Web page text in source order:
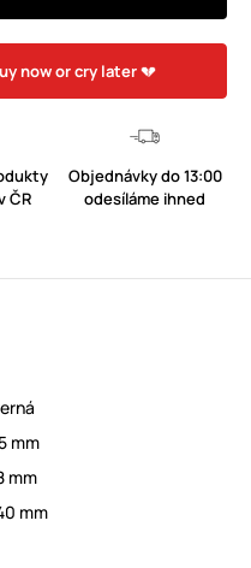
now or cry later💔
ČR
Objednávky do 13:00
odesíláme ihned
mm
mm
mm